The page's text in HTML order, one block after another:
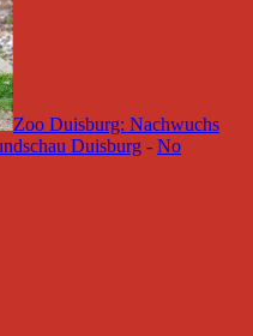
Zoo Duisburg: Nachwuchs
Duisburg - No